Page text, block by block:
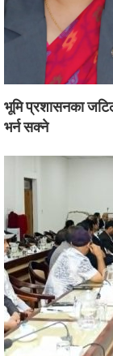
भूमि प्रशासनका
भर्न सक्ने